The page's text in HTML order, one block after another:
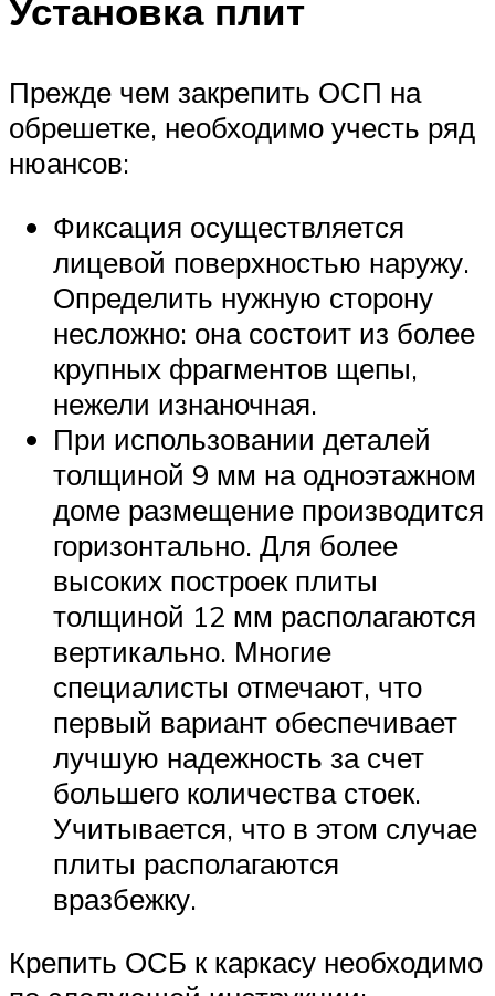
Установка плит
Прежде чем закрепить ОСП на
обрешетке, необходимо учесть ряд
нюансов:
Фиксация осуществляется
лицевой поверхностью наружу.
Определить нужную сторону
несложно: она состоит из более
крупных фрагментов щепы,
нежели изнаночная.
При использовании деталей
толщиной 9 мм на одноэтажном
доме размещение производится
горизонтально. Для более
высоких построек плиты
толщиной 12 мм располагаются
вертикально. Многие
специалисты отмечают, что
первый вариант обеспечивает
лучшую надежность за счет
большего количества стоек.
Учитывается, что в этом случае
плиты располагаются
вразбежку.
Крепить ОСБ к каркасу необходимо